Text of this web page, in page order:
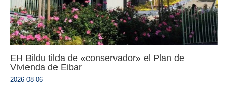
EH Bildu tilda de «conservador» el Plan de
Vivienda de Eibar
2026-08-06